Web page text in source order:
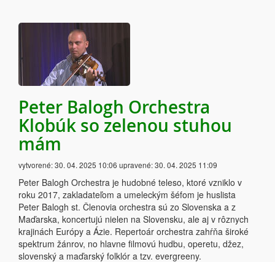
Peter Balogh Orchestra
Klobúk so zelenou stuhou
mám
vytvorené:30. 04. 2025 10:06 upravené:30. 04. 2025 11:09
Peter Balogh Orchestra je hudobné teleso, ktoré vzniklo v
roku 2017, zakladateľom a umeleckým šéfom je huslista
Peter Balogh st. Členovia orchestra sú zo Slovenska a z
Maďarska, koncertujú nielen na Slovensku, ale aj v rôznych
krajinách Európy a Ázie. Repertoár orchestra zahŕňa široké
spektrum žánrov, no hlavne filmovú hudbu, operetu, džez,
slovenský a maďarský folklór a tzv. evergreeny.